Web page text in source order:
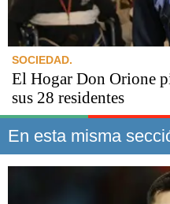
SOCIEDAD.
El Hogar Don Orione
sus 28 residentes
En esta misma